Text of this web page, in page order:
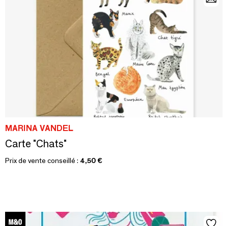
MARINA VANDEL
Carte "Chats"
Prix de vente conseillé : 4,50 €